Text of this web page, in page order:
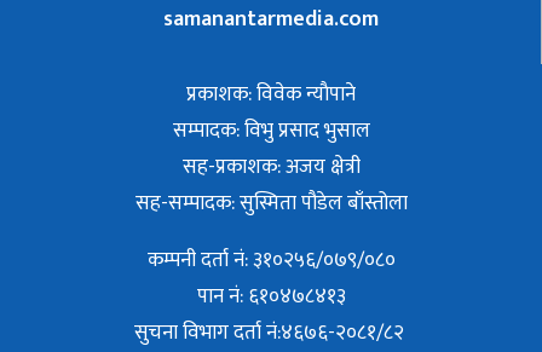
samanantarmedia.com
प्रकाशक: विवेक न्याैपाने
सम्पादक: विभु प्रसाद भुसाल
सह-प्रकाशक: अजय क्षेत्री
सह-सम्पादक: सुस्मिता पौडेल बाँस्तोला
कम्पनी दर्ता नं: ३१०२५६/०७९/०८०
पान नं: ६१०४७८४१३
सुचना विभाग दर्ता नं:४६७६-२०८१/८२